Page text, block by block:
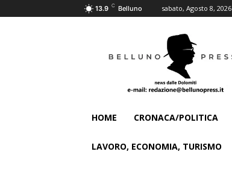
13.9 C Belluno sabato, Agosto 8, 2026
HOME CRONACA/POLITICA
LAVORO, ECONOMIA, TURISMO